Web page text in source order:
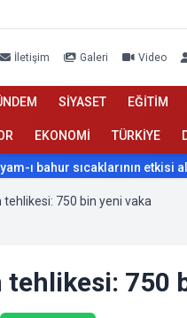
İletişim Galeri Video
SİYASET EĞİTİM
EKONOMİ TÜRKİYE
ı bahur sıcaklarının etkisi
tehlikesi: 750 bin yeni vaka
tehlikesi: 750